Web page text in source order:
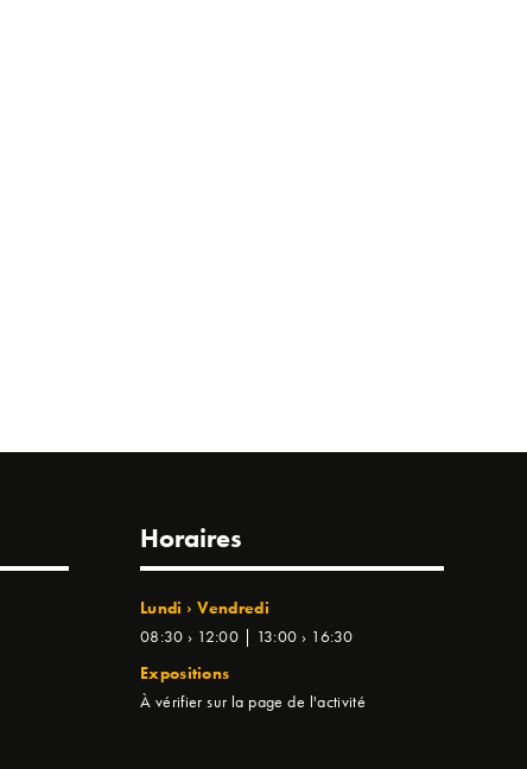
Horaires
Lundi › Vendredi
08:30 › 12:00 | 13:00 › 16:30
Expositions
À vérifier sur la page de l'activité